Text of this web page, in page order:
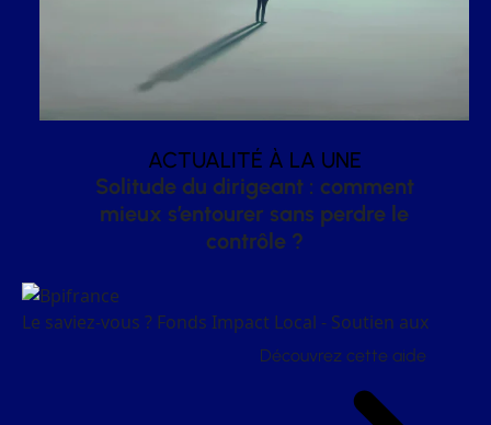
ACTUALITÉ À LA UNE
Solitude du dirigeant : comment
mieux s’entourer sans perdre le
contrôle ?
Le saviez-vous ? Fonds Impact Local - Soutien aux
Découvrez cette aide